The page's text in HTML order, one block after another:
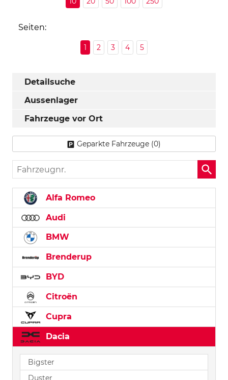
Seiten:
1 2 3 4 5
Detailsuche
Aussenlager
Fahrzeuge vor Ort
Geparkte Fahrzeuge (0)
Fahrzeugnr.
Alfa Romeo
Audi
BMW
Brenderup
BYD
Citroën
Cupra
Dacia
Bigster
Duster